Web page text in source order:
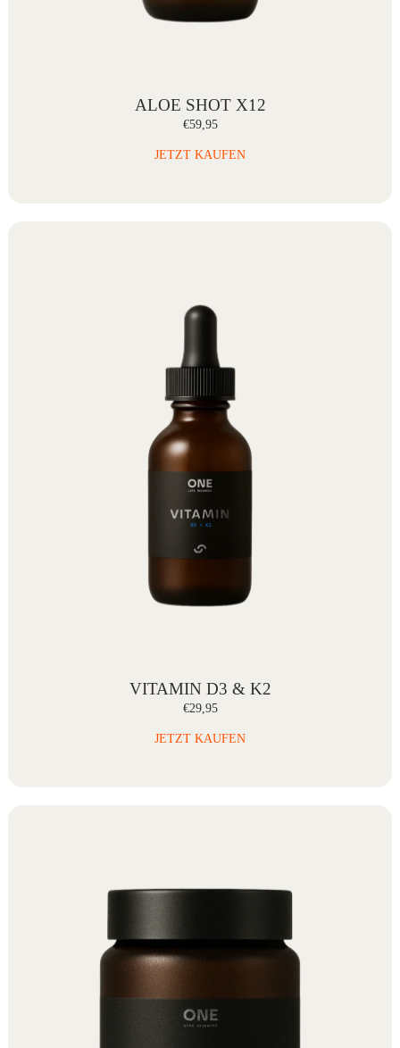
ALOE SHOT X12
€59,95
JETZT KAUFEN
VITAMIN D3 & K2
€29,95
JETZT KAUFEN